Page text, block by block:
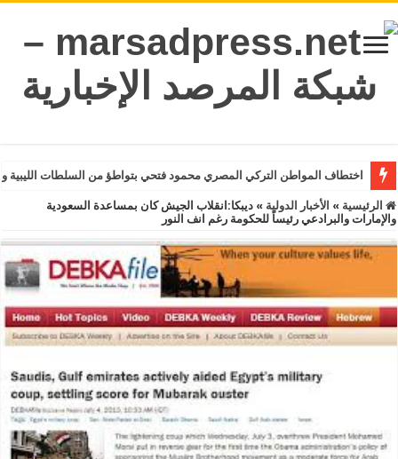
اختطاف المواطن التركي المصري محمود فتحي بتواطؤ من السلطات
الرئيسية » الأخبار الدولية » ديبكا:انقلاب الجيش كان بمساعدة السعودية
والإمارات والبرادعي رئيساً للحكومة رغم انف النور